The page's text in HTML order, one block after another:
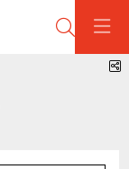
Cerca